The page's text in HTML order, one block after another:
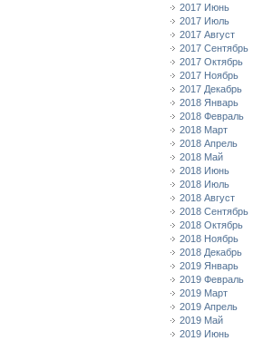
2017 Июнь
2017 Июль
2017 Август
2017 Сентябрь
2017 Октябрь
2017 Ноябрь
2017 Декабрь
2018 Январь
2018 Февраль
2018 Март
2018 Апрель
2018 Май
2018 Июнь
2018 Июль
2018 Август
2018 Сентябрь
2018 Октябрь
2018 Ноябрь
2018 Декабрь
2019 Январь
2019 Февраль
2019 Март
2019 Апрель
2019 Май
2019 Июнь